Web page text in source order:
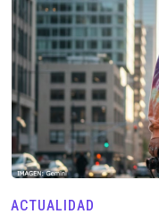
ACTUALIDAD